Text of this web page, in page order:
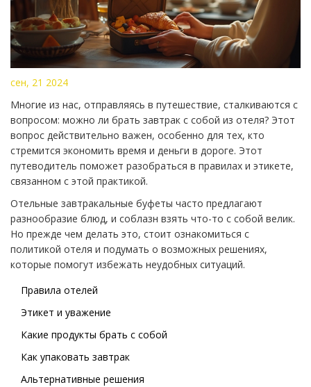
сен, 21 2024
Многие из нас, отправляясь в путешествие, сталкиваются с
вопросом: можно ли брать завтрак с собой из отеля? Этот
вопрос действительно важен, особенно для тех, кто
стремится экономить время и деньги в дороге. Этот
путеводитель поможет разобраться в правилах и этикете,
связанном с этой практикой.
Отельные завтракальные буфеты часто предлагают
разнообразие блюд, и соблазн взять что-то с собой велик.
Но прежде чем делать это, стоит ознакомиться с
политикой отеля и подумать о возможных решениях,
которые помогут избежать неудобных ситуаций.
Правила отелей
Этикет и уважение
Какие продукты брать с собой
Как упаковать завтрак
Альтернативные решения